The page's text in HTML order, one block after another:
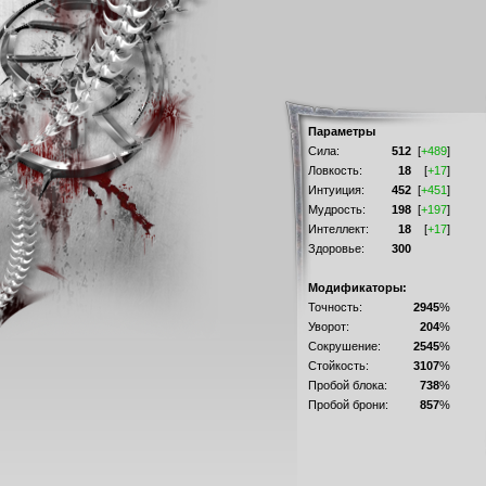
Параметры
Сила:
512 [+489]
Ловкость:
18 [+17]
Интуиция:
452 [+451]
Мудрость:
198 [+197]
Интеллект:
18 [+17]
Здоровье:
300
Модификаторы:
Точность:
2945%
Уворот:
204%
Сокрушение:
2545%
Стойкость:
3107%
Пробой блока:
738%
Пробой брони:
857%